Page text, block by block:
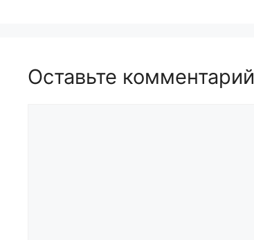
Оставьте комментарий